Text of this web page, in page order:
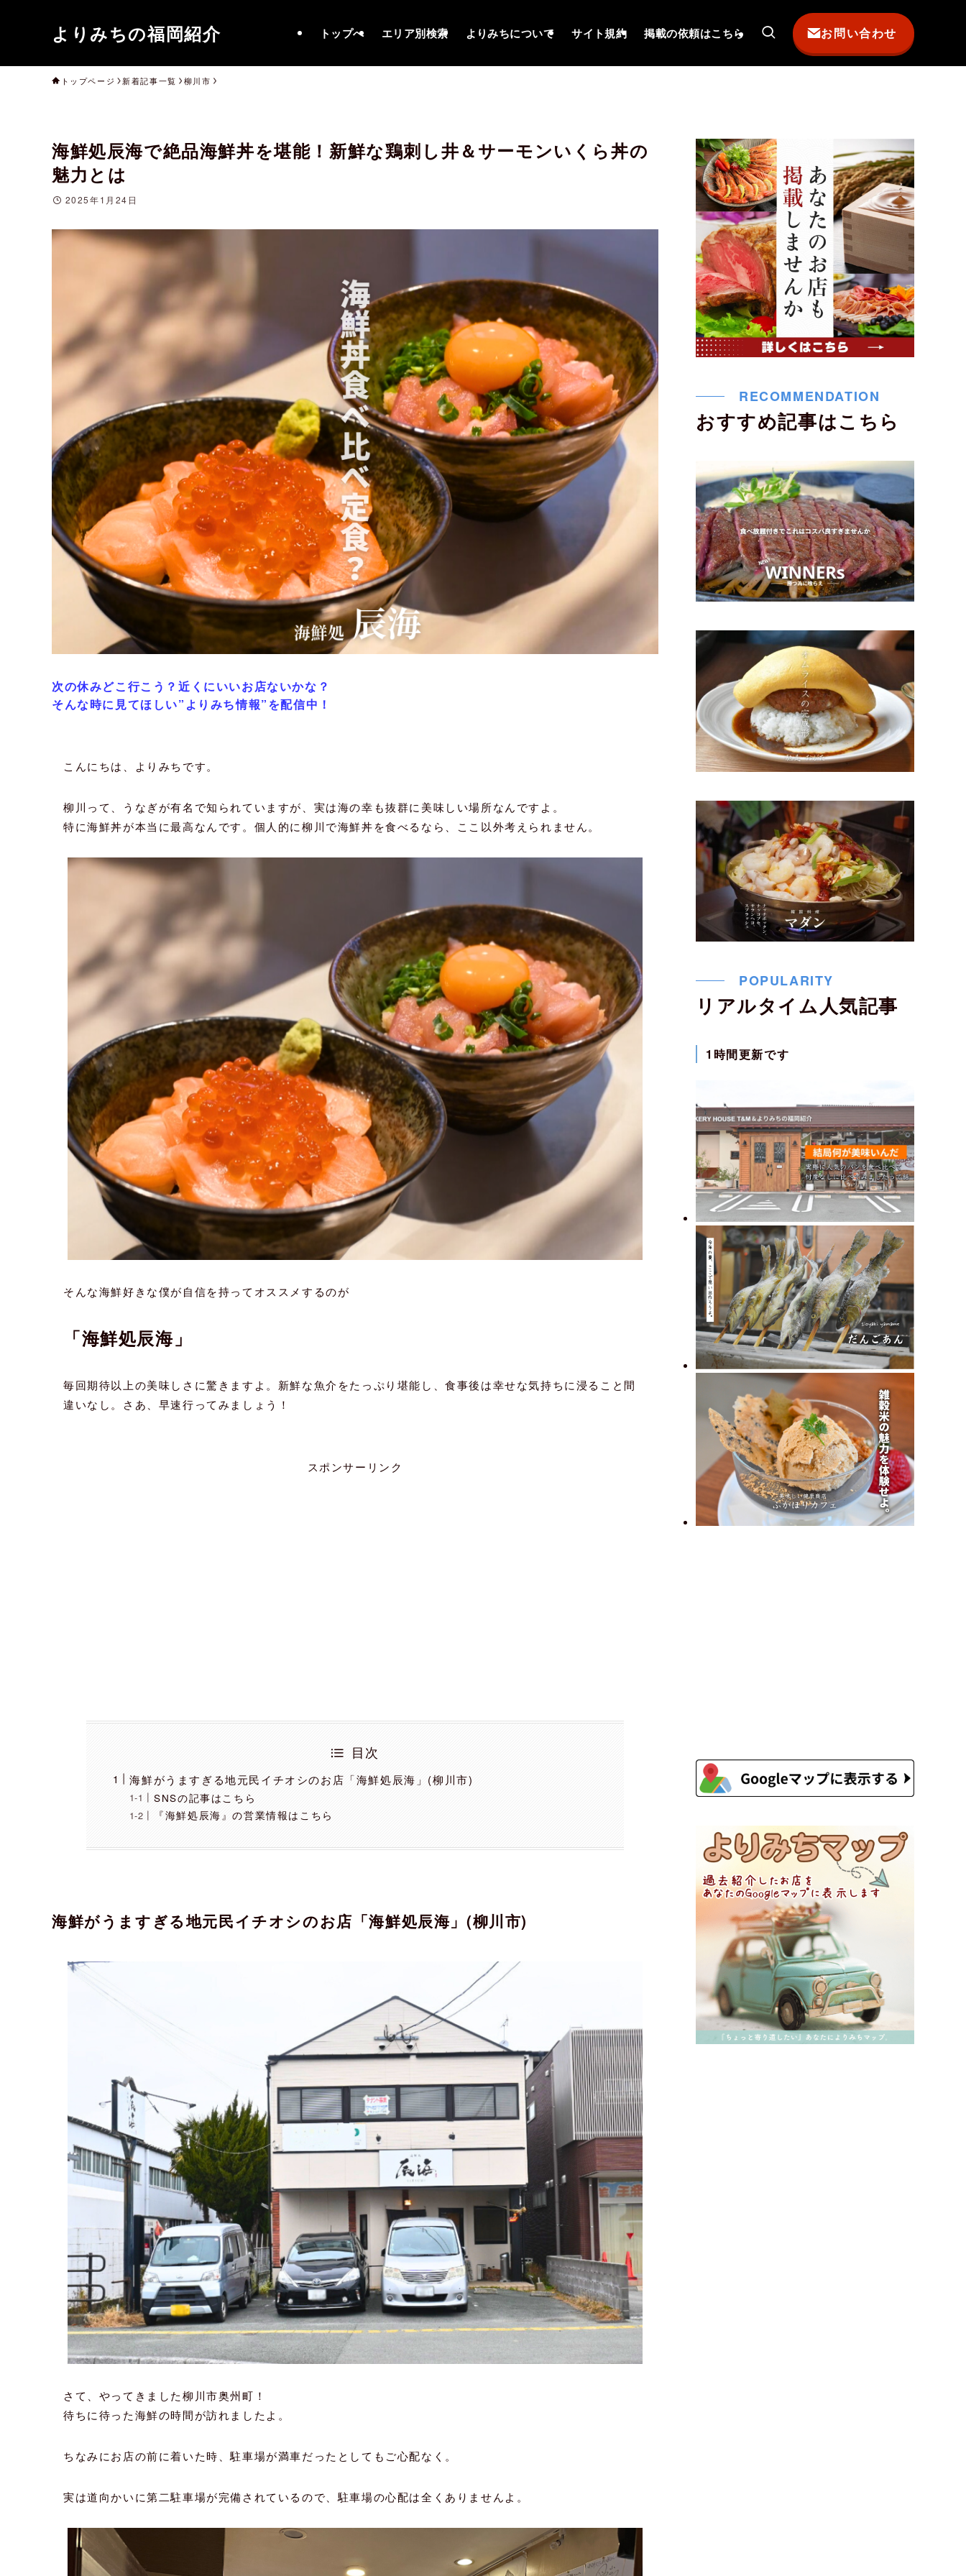
よりみちの福岡紹介 トップへ エリア別検索 よりみちについて サイト規約 掲載の依頼はこちら お問い合わせ
トップページ 新着記事一覧 柳川市
海鮮処辰海で絶品海鮮丼を堪能！新鮮な鶏刺し井＆サーモンいくら丼の
魅力とは
2025年1月24日
次の休みどこ行こう？近くにいいお店ないかな？
そんな時に見てほしい”よりみち情報”を配信中！
こんにちは、よりみちです。
柳川って、うなぎが有名で知られていますが、実は海の幸も抜群に美味しい場所なんですよ。
特に海鮮丼が本当に最高なんです。個人的に柳川で海鮮丼を食べるなら、ここ以外考えられません。
そんな海鮮好きな僕が自信を持ってオススメするのが
「海鮮処辰海」
毎回期待以上の美味しさに驚きますよ。新鮮な魚介をたっぷり堪能し、食事後は幸せな気持ちに浸ること間
違いなし。さあ、早速行ってみましょう！
スポンサーリンク
目次
海鮮がうますぎる地元民イチオシのお店「海鮮処辰海」(柳川市)
SNSの記事はこちら
『海鮮処辰海』の営業情報はこちら
海鮮がうますぎる地元民イチオシのお店「海鮮処辰海」(柳川市)
さて、やってきました柳川市奥州町！
待ちに待った海鮮の時間が訪れましたよ。
ちなみにお店の前に着いた時、駐車場が満車だったとしてもご心配なく。
実は道向かいに第二駐車場が完備されているので、駐車場の心配は全くありませんよ。
RECOMMENDATION
おすすめ記事はこちら
POPULARITY
リアルタイム人気記事
1時間更新です